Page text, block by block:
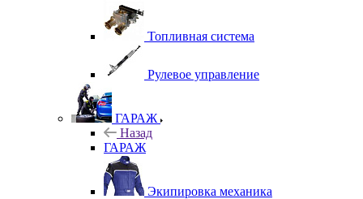
Топливная система
Рулевое управление
ГАРАЖ
Назад
ГАРАЖ
Экипировка механика